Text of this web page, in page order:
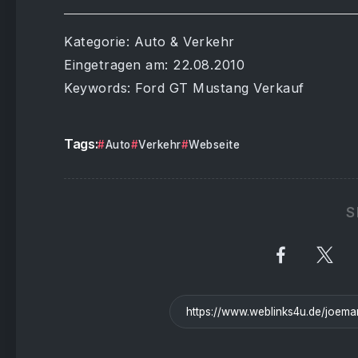
Kategorie: Auto & Verkehr
Eingetragen am: 22.08.2010
Keywords: Ford GT Mustang Verkauf
Tags: Auto Verkehr Webseite